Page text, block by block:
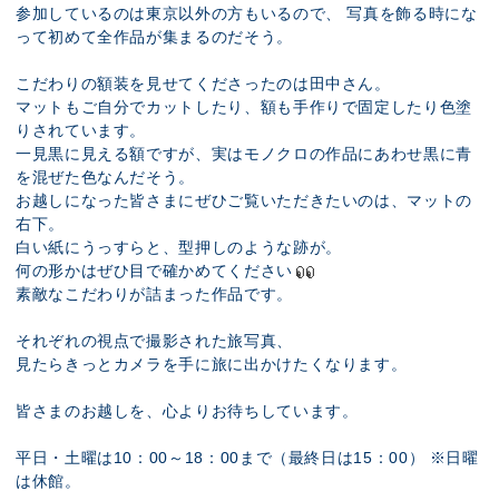
参加しているのは東京以外の方もいるので、 写真を飾る時にな
って初めて全作品が集まるのだそう。
こだわりの額装を見せてくださったのは田中さん。
マットもご自分でカットしたり、額も手作りで固定したり色塗
りされています。
一見黒に見える額ですが、実はモノクロの作品にあわせ黒に青
を混ぜた色なんだそう。
お越しになった皆さまにぜひご覧いただきたいのは、マットの
右下。
白い紙にうっすらと、型押しのような跡が。
何の形かはぜひ目で確かめてください
素敵なこだわりが詰まった作品です。
それぞれの視点で撮影された旅写真、
見たらきっとカメラを手に旅に出かけたくなります。
皆さまのお越しを、心よりお待ちしています。
平日・土曜は10：00～18：00まで（最終日は15：00） ※日曜
は休館。